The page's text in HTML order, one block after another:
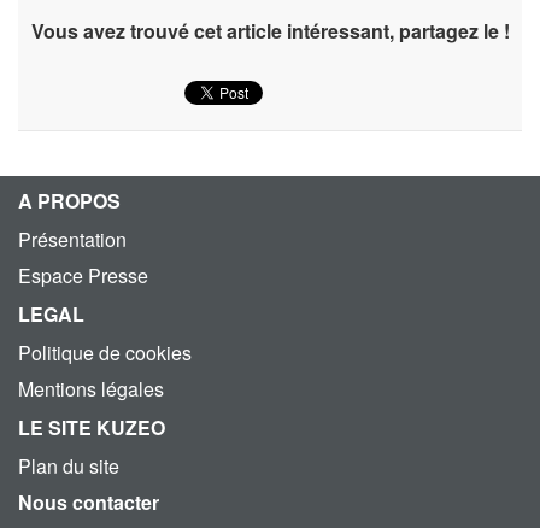
Vous avez trouvé cet article intéressant, partagez le !
A PROPOS
Présentation
Espace Presse
LEGAL
Politique de cookies
Mentions légales
LE SITE KUZEO
Plan du site
Nous contacter